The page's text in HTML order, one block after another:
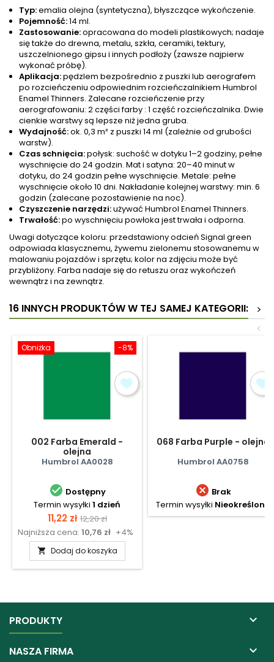
Typ:emalia olejna (syntetyczna), błyszczące wykończenie.
Pojemność:14 ml.
Zastosowanie:opracowana do modeli plastikowych; nadaje
się także do drewna, metalu, szkła, ceramiki, tektury,
uszczelnionego gipsu i innych podłoży (zawsze najpierw
wykonać próbę).
Aplikacja:pędzlem bezpośrednio z puszki lub aerografem
po rozcieńczeniu odpowiednim rozcieńczalnikiem Humbrol
Enamel Thinners. Zalecane rozcieńczenie przy
aerografowaniu: 2 części farby : 1 część rozcieńczalnika. Dwie
cienkie warstwy są lepsze niż jedna gruba.
Wydajność:ok. 0,3 m² z puszki 14 ml (zależnie od grubości
warstw).
Czas schnięcia:połysk: suchość w dotyku 1–2 godziny, pełne
wyschnięcie do 24 godzin. Mat i satyna: 20–40 minut w
dotyku, do 24 godzin pełne wyschnięcie. Metale: pełne
wyschnięcie około 10 dni. Nakładanie kolejnej warstwy: min. 6
godzin (zalecane pozostawienie na noc).
Czyszczenie narzędzi:używać Humbrol Enamel Thinners.
Trwałość:po wyschnięciu powłoka jest trwała i odporna.
Uwagi dotyczące koloru: przedstawiony odcień Signal green
odpowiada klasycznemu, żywemu zielonemu stosowanemu w
malowaniu pojazdów i sprzętu; kolor na zdjęciu może być
przybliżony. Farba nadaje się do retuszu oraz wykończeń
wewnątrz i na zewnątrz.
16 INNYCH PRODUKTÓW W TEJ SAMEJ KATEGORII:
>
<
-8%
Obniżka
002 Farba Emerald -
olejna
Humbrol AA0028
 Dostępny
Termin wysyłki 1 dzień
Cena
11,22 zł Cena
podstawowa
12,20 zł
Najniższa cena: 10,76 zł +4%
 Dodaj do koszyka
068 Farba Purple - olejna
Humbrol AA0758
 Brak
Termin wysyłki Nieokreślony
PRODUKTY 
NASZA FIRMA 